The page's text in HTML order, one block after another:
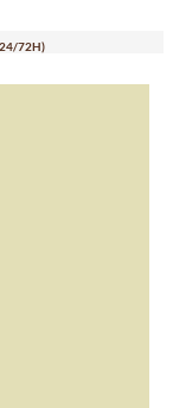
72H)